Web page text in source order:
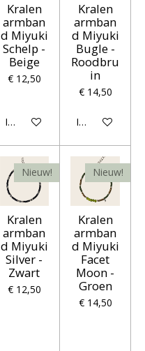
Kralen
armban
d Miyuki
Schelp -
Beige
€ 12,50
In winkelwagen
Kralen
armban
d Miyuki
Bugle -
Roodbru
in
€ 14,50
In winkelwagen
Nieuw!
Kralen
armban
d Miyuki
Silver -
Zwart
€ 12,50
Nieuw!
Kralen
armban
d Miyuki
Facet
Moon -
Groen
€ 14,50